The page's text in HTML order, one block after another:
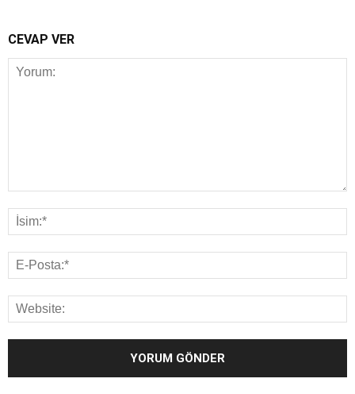
CEVAP VER